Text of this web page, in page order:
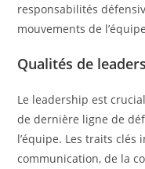
responsabilités
mouvements de
Qualités de
Le leadership est
de dernière ligne de
l’équipe. Les traits
communication, de la